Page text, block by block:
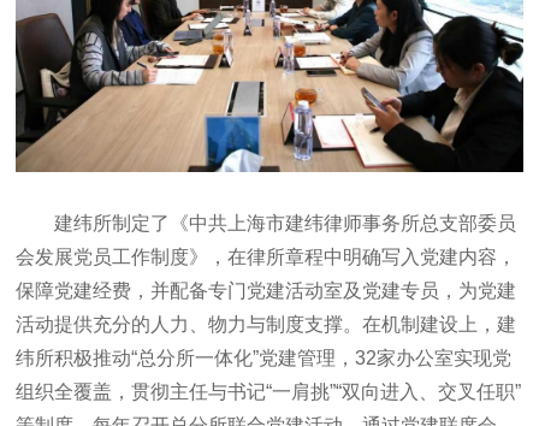
建纬所制定了《中共上海市建纬律师事务所总支部委员
会发展党员工作制度》，在律所章程中明确写入党建内容，
保障党建经费，并配备专门党建活动室及党建专员，为党建
活动提供充分的人力、物力与制度支撑。在机制建设上，建
纬所积极推动“总分所一体化”党建管理，32家办公室实现党
组织全覆盖，贯彻主任与书记“一肩挑”“双向进入、交叉任职”